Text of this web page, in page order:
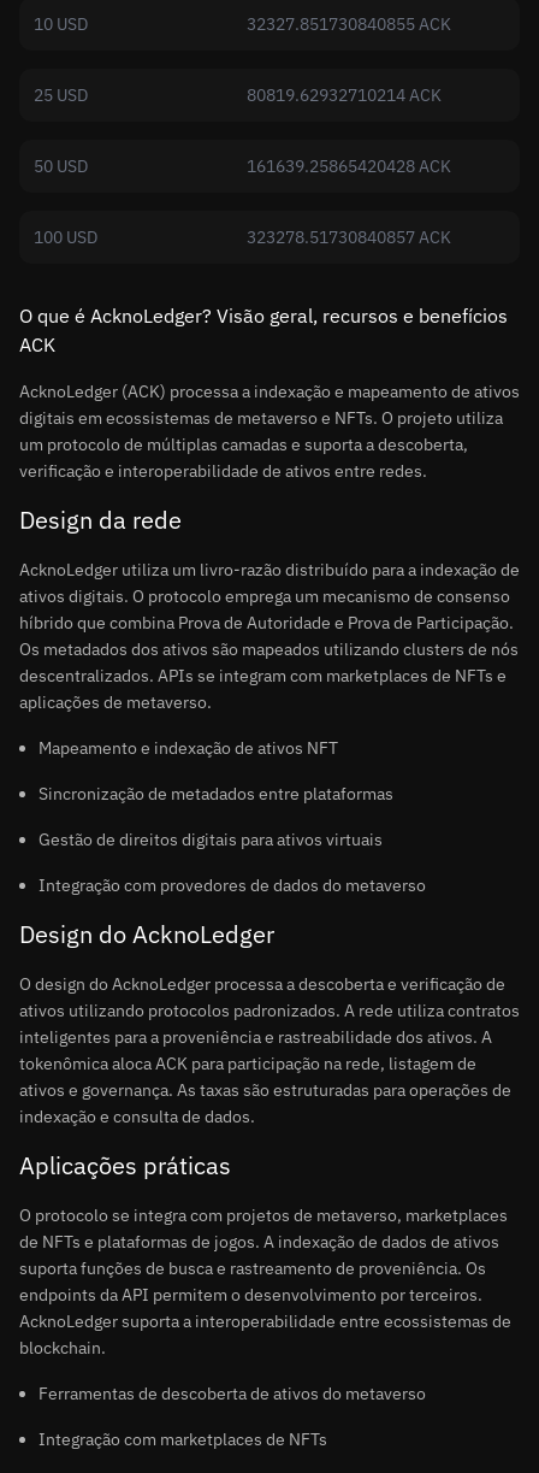
10 USD 32327.851730840855 ACK
25 USD 80819.62932710214 ACK
50 USD 161639.25865420428 ACK
100 USD 323278.51730840857 ACK
O que é AcknoLedger? Visão geral, recursos e benefícios
ACK
AcknoLedger (ACK) processa a indexação e mapeamento de ativos
digitais em ecossistemas de metaverso e NFTs. O projeto utiliza
um protocolo de múltiplas camadas e suporta a descoberta,
verificação e interoperabilidade de ativos entre redes.
Design da rede
AcknoLedger utiliza um livro-razão distribuído para a indexação de
ativos digitais. O protocolo emprega um mecanismo de consenso
híbrido que combina Prova de Autoridade e Prova de Participação.
Os metadados dos ativos são mapeados utilizando clusters de nós
descentralizados. APIs se integram com marketplaces de NFTs e
aplicações de metaverso.
Mapeamento e indexação de ativos NFT
Sincronização de metadados entre plataformas
Gestão de direitos digitais para ativos virtuais
Integração com provedores de dados do metaverso
Design do AcknoLedger
O design do AcknoLedger processa a descoberta e verificação de
ativos utilizando protocolos padronizados. A rede utiliza contratos
inteligentes para a proveniência e rastreabilidade dos ativos. A
tokenômica aloca ACK para participação na rede, listagem de
ativos e governança. As taxas são estruturadas para operações de
indexação e consulta de dados.
Aplicações práticas
O protocolo se integra com projetos de metaverso, marketplaces
de NFTs e plataformas de jogos. A indexação de dados de ativos
suporta funções de busca e rastreamento de proveniência. Os
endpoints da API permitem o desenvolvimento por terceiros.
AcknoLedger suporta a interoperabilidade entre ecossistemas de
blockchain.
Ferramentas de descoberta de ativos do metaverso
Integração com marketplaces de NFTs